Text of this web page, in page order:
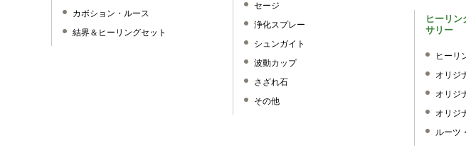
カボション・ルース
結界＆ヒーリングセット
セージ
浄化スプレー
シュンガイト
波動カップ
さざれ石
その他
ヒーリン
サリー
ヒーリ
オリジ
オリジ
オリジ
ルーツ